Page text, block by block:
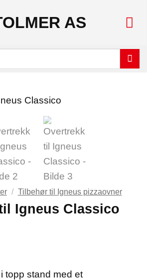
/ Tilbehør til Igneus pizzaovner
Igneus Classico
topp stand med et